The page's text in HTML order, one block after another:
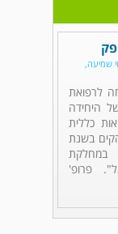
שמיעה,
לרפואת
היחידה
כללית
בשנת
במחלקת
פרופ'